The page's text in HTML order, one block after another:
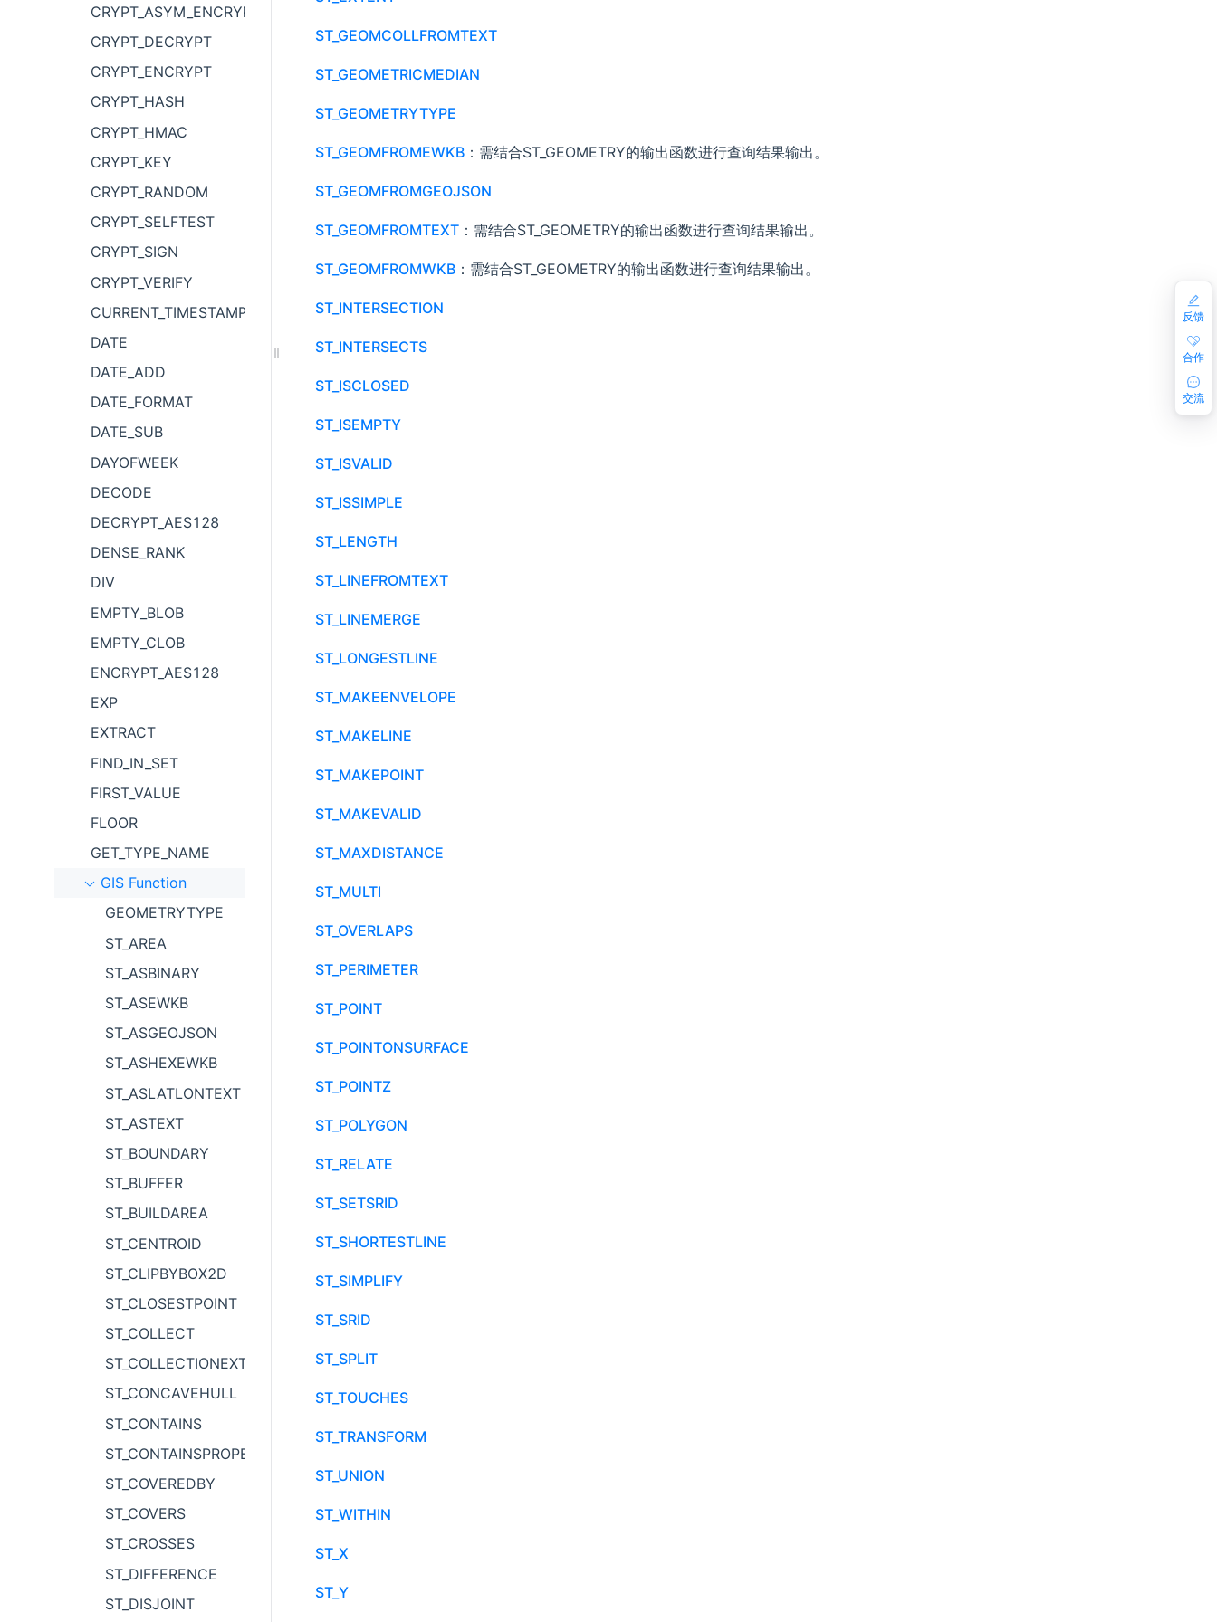
CRYPT_ASYM_ENCRYPT
CRYPT_DECRYPT
CRYPT_ENCRYPT
CRYPT_HASH
CRYPT_HMAC
CRYPT_KEY
CRYPT_RANDOM
CRYPT_SELFTEST
CRYPT_SIGN
CRYPT_VERIFY
CURRENT_TIMESTAMP
DATE
DATE_ADD
DATE_FORMAT
DATE_SUB
DAYOFWEEK
DECODE
DECRYPT_AES128
DENSE_RANK
DIV
EMPTY_BLOB
EMPTY_CLOB
ENCRYPT_AES128
EXP
EXTRACT
FIND_IN_SET
FIRST_VALUE
FLOOR
GET_TYPE_NAME
GIS Function
GEOMETRYTYPE
ST_AREA
ST_ASBINARY
ST_ASEWKB
ST_ASGEOJSON
ST_ASHEXEWKB
ST_ASLATLONTEXT
ST_ASTEXT
ST_BOUNDARY
ST_BUFFER
ST_BUILDAREA
ST_CENTROID
ST_CLIPBYBOX2D
ST_CLOSESTPOINT
ST_COLLECT
ST_COLLECTIONEXTRACT
ST_CONCAVEHULL
ST_CONTAINS
ST_CONTAINSPROPERLY
ST_COVEREDBY
ST_COVERS
ST_CROSSES
ST_DIFFERENCE
ST_DISJOINT
ST_GEOMCOLLFROMTEXT
ST_GEOMETRICMEDIAN
ST_GEOMETRYTYPE
ST_GEOMFROMEWKB ：需结合ST_GEOMETRY的输出函数进行查询结果输出。
ST_GEOMFROMGEOJSON
ST_GEOMFROMTEXT ：需结合ST_GEOMETRY的输出函数进行查询结果输出。
ST_GEOMFROMWKB ：需结合ST_GEOMETRY的输出函数进行查询结果输出。
ST_INTERSECTION
ST_INTERSECTS
ST_ISCLOSED
ST_ISEMPTY
ST_ISVALID
ST_ISSIMPLE
ST_LENGTH
ST_LINEFROMTEXT
ST_LINEMERGE
ST_LONGESTLINE
ST_MAKEENVELOPE
ST_MAKELINE
ST_MAKEPOINT
ST_MAKEVALID
ST_MAXDISTANCE
ST_MULTI
ST_OVERLAPS
ST_PERIMETER
ST_POINT
ST_POINTONSURFACE
ST_POINTZ
ST_POLYGON
ST_RELATE
ST_SETSRID
ST_SHORTESTLINE
ST_SIMPLIFY
ST_SRID
ST_SPLIT
ST_TOUCHES
ST_TRANSFORM
ST_UNION
ST_WITHIN
ST_X
ST_Y
反馈
合作
交流